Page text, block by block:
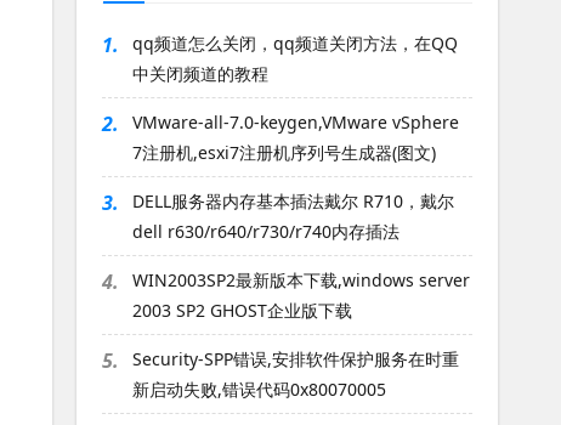
1.
qq频道怎么关闭，qq频道关闭方法，在QQ
中关闭频道的教程
2.
VMware-all-7.0-keygen,VMware vSphere
7注册机,esxi7注册机序列号生成器(图文)
3.
DELL服务器内存基本插法戴尔 R710，戴尔
dell r630/r640/r730/r740内存插法
4.
WIN2003SP2最新版本下载,windows server
2003 SP2 GHOST企业版下载
5.
Security-SPP错误,安排软件保护服务在时重
新启动失败,错误代码0x80070005